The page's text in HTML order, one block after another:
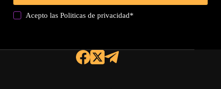
Acepto lasPoliticas de privacidad*